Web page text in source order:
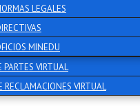
LEGALES
MINEDU
PARTES VIRTUAL
RECLAMACIONES VIRTUAL